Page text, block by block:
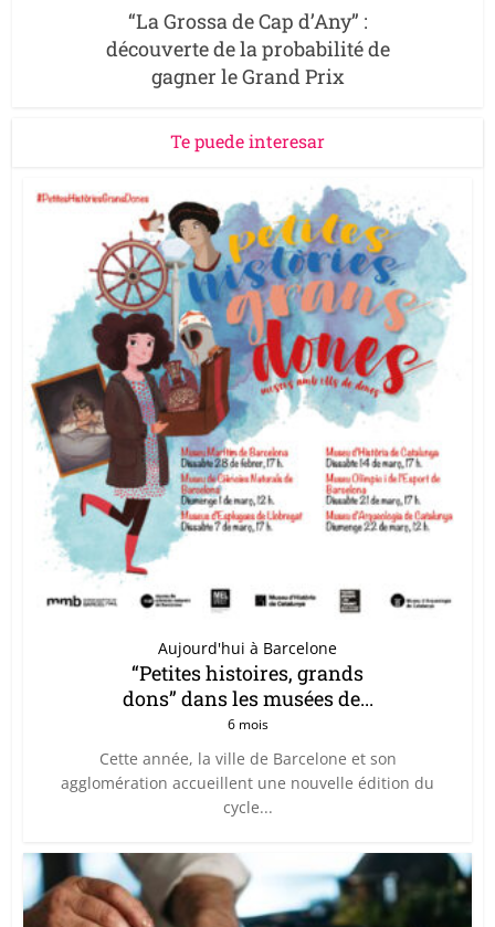
“La Grossa de Cap d’Any” :
découverte de la probabilité de
gagner le Grand Prix
Te puede interesar
Aujourd'hui à Barcelone
“Petites histoires, grands
dons” dans les musées de...
6 mois
Cette année, la ville de Barcelone et son
agglomération accueillent une nouvelle édition du
cycle...